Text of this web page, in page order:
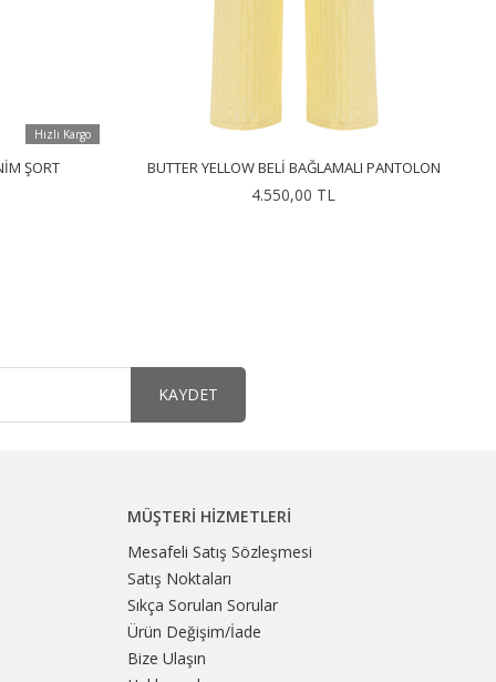
Hızlı Kargo
ŞORT BUTTER YELLOW BELI BAĞLAMALI PANTOLON
4.550,00 TL
KAYDET
MÜŞTERI HIZMETLERI
Mesafeli Satış Sözleşmesi
Satış Noktaları
Sıkça Sorulan Sorular
Ürün Değişim/İade
Bize Ulaşın